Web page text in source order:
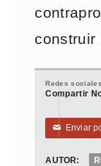
construir
Redes sociales
Compartir
✉ Enviar
AUTOR: